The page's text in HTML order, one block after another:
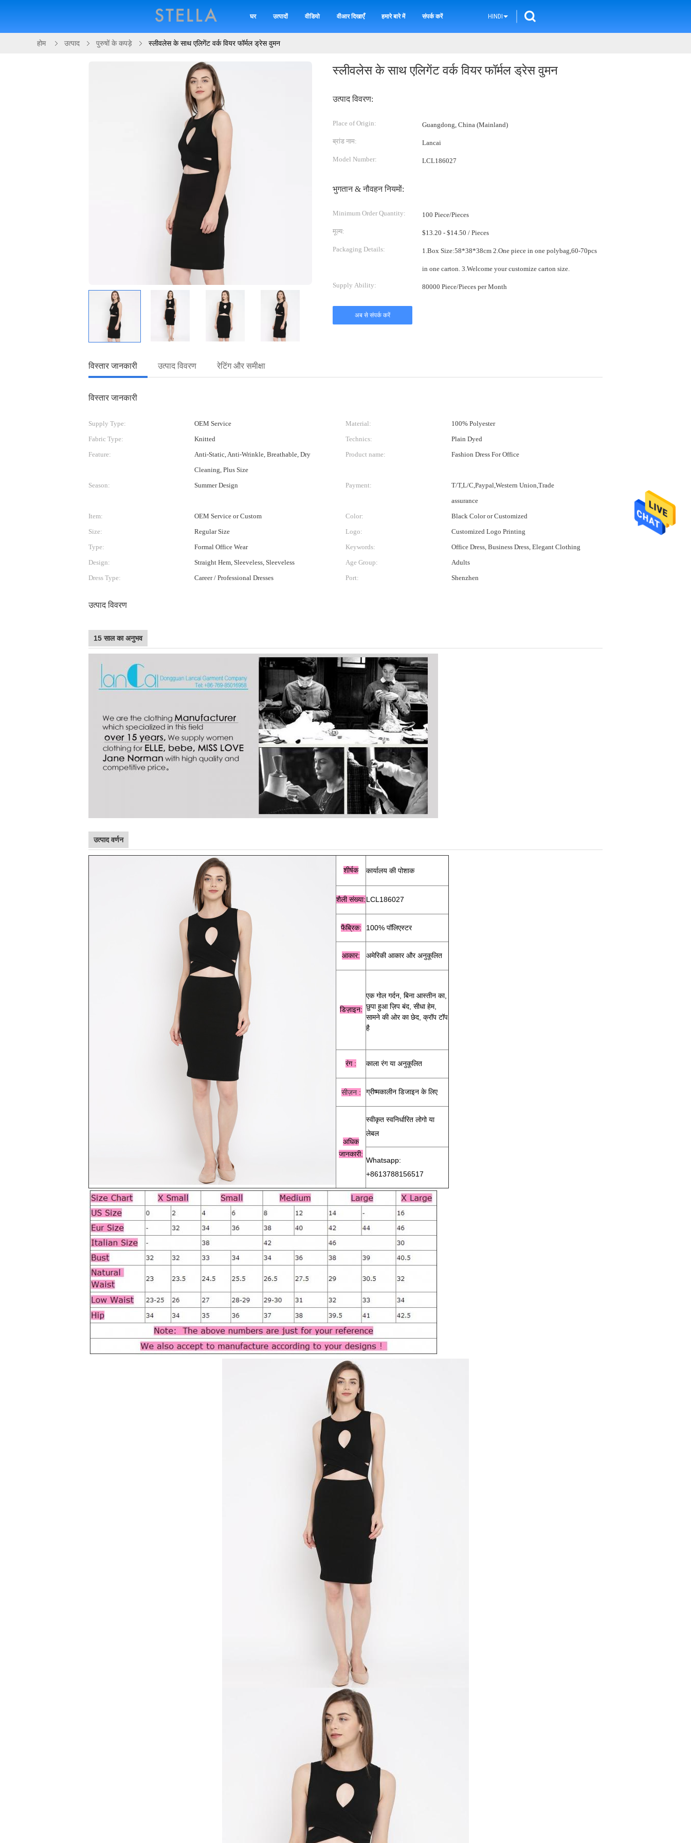
घर उत्पादों वीडियो वीआर दिखाएँ हमारे बारे में संपर्क करें HINDI
होम उत्पाद पुरुषों के कपड़े स्लीवलेस के साथ एलिगेंट वर्क वियर फॉर्मल ड्रेस वुमन
स्लीवलेस के साथ एलिगेंट वर्क वियर फॉर्मल ड्रेस वुमन
उत्पाद विवरण:
Place of Origin: Guangdong, China (Mainland)
ब्रांड नाम: Lancai
Model Number: LCL186027
भुगतान & नौवहन नियमों:
Minimum Order Quantity: 100 Piece/Pieces
मूल्य: $13.20 - $14.50 / Pieces
Packaging Details: 1.Box Size:58*38*38cm 2.One piece in one polybag,60-70pcs
in one carton. 3.Welcome your customize carton size.
Supply Ability: 80000 Piece/Pieces per Month
अब से संपर्क करें
विस्तार जानकारी उत्पाद विवरण रेटिंग और समीक्षा
विस्तार जानकारी
Supply Type: OEM Service Material:
100% Polyester
Fabric Type:
Knitted Technics:
Plain Dyed
Feature:
Anti-Static, Anti-Wrinkle, Breathable, Dry
Cleaning, Plus Size
Product name: Fashion Dress For Office
Season: Summer Design Payment:
T/T,L/C,Paypal,Western Union,Trade
assurance
Item:
OEM Service or Custom Color:
Black Color or Customized
Size:
Regular Size Logo:
Customized Logo Printing
Type:
Formal Office Wear Keywords:
Office Dress, Business Dress, Elegant Clothing
Design:
Straight Hem, Sleeveless, Sleeveless Age Group:
Adults
Dress Type:
Career / Professional Dresses Port: Shenzhen
उत्पाद विवरण
15 साल का अनुभव
उत्पाद वर्णन
शीर्षक कार्यालय की पोशाक
शैली संख्या:LCL186027
फैब्रिक: 100% पॉलिएस्टर
आकार: अमेरिकी आकार और अनुकूलित
डिज़ाइन:
एक गोल गर्दन, बिना आस्तीन का,
छुपा हुआ ज़िप बंद, सीधा हेम,
सामने की ओर का छेद, क्रॉप टॉप
है
रंग : कालारंग या अनुकूलित
सीज़न : ग्रीष्मकालीन डिजाइन के लिए
अधिक
जानकारी:
स्वीकृत स्वनिर्धारित लोगो या
लेबल
Whatsapp:
+8613788156517